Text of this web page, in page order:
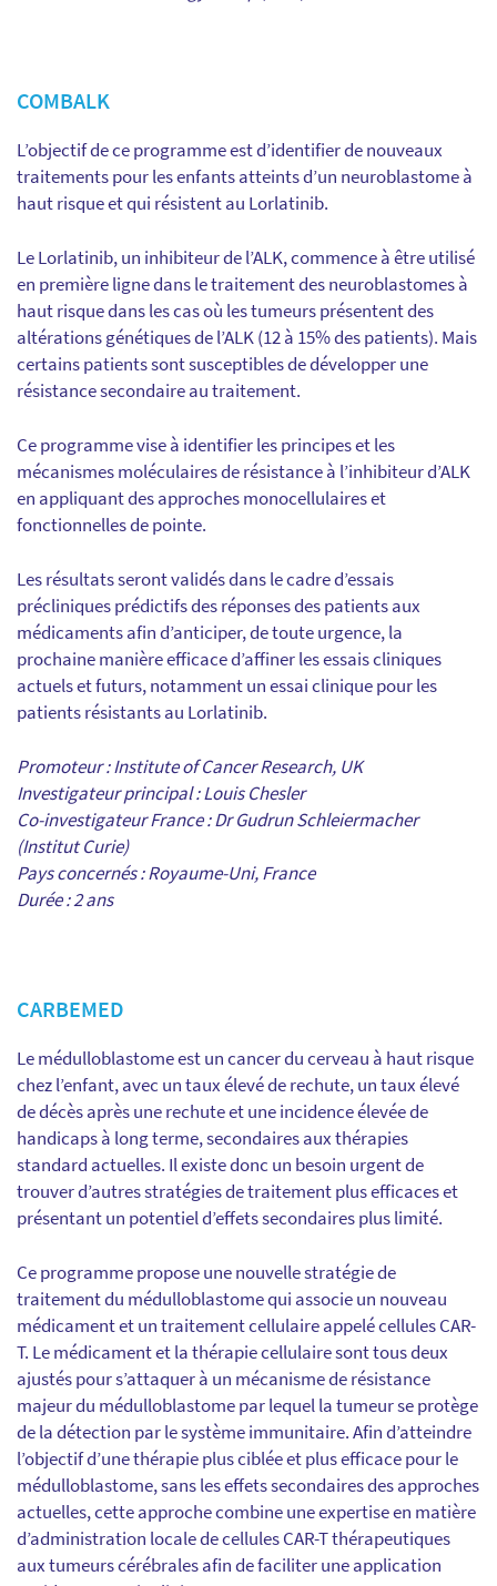
COMBALK
L’objectif de ce programme est d’identifier de nouveaux
traitements pour les enfants atteints d’un neuroblastome à
haut risque et qui résistent au Lorlatinib.
Le Lorlatinib, un inhibiteur de l’ALK, commence à être utilisé
en première ligne dans le traitement des neuroblastomes à
haut risque dans les cas où les tumeurs présentent des
altérations génétiques de l’ALK (12 à 15% des patients). Mais
certains patients sont susceptibles de développer une
résistance secondaire au traitement.
Ce programme vise à identifier les principes et les
mécanismes moléculaires de résistance à l’inhibiteur d’ALK
en appliquant des approches monocellulaires et
fonctionnelles de pointe.
Les résultats seront validés dans le cadre d’essais
précliniques prédictifs des réponses des patients aux
médicaments afin d’anticiper, de toute urgence, la
prochaine manière efficace d’affiner les essais cliniques
actuels et futurs, notamment un essai clinique pour les
patients résistants au Lorlatinib.
Promoteur : Institute of Cancer Research, UK
Investigateur principal : Louis Chesler
Co-investigateur France : Dr Gudrun Schleiermacher
(Institut Curie)
Pays concernés : Royaume-Uni, France
Durée : 2 ans
CARBEMED
Le médulloblastome est un cancer du cerveau à haut risque
chez l’enfant, avec un taux élevé de rechute, un taux élevé
de décès après une rechute et une incidence élevée de
handicaps à long terme, secondaires aux thérapies
standard actuelles. Il existe donc un besoin urgent de
trouver d’autres stratégies de traitement plus efficaces et
présentant un potentiel d’effets secondaires plus limité.
Ce programme propose une nouvelle stratégie de
traitement du médulloblastome qui associe un nouveau
médicament et un traitement cellulaire appelé cellules CAR-
T. Le médicament et la thérapie cellulaire sont tous deux
ajustés pour s’attaquer à un mécanisme de résistance
majeur du médulloblastome par lequel la tumeur se protège
de la détection par le système immunitaire. Afin d’atteindre
l’objectif d’une thérapie plus ciblée et plus efficace pour le
médulloblastome, sans les effets secondaires des approches
actuelles, cette approche combine une expertise en matière
d’administration locale de cellules CAR-T thérapeutiques
aux tumeurs cérébrales afin de faciliter une application